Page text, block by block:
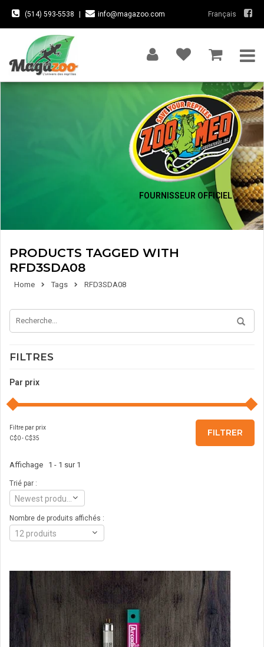
(514) 593-5538 info@magazoo.com Français
FOURNISSEUR OFFICIEL
PRODUCTS TAGGED WITH
RFD3SDA08
Home Tags RFD3SDA08
FILTRES
Par prix
Filtre par prix
C$0- C$35
FILTRER
Affichage 1 - 1 sur 1
Trié par :
Nombre de produits affichés :
12 produits